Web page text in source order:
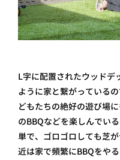
L字に配置されたウッドデ
ように家と繋がっている
どもたちの絶好の遊び場
のBBQなどを楽しんでい
単で、ゴロゴロしても芝
近は家で頻繁にBBQをや